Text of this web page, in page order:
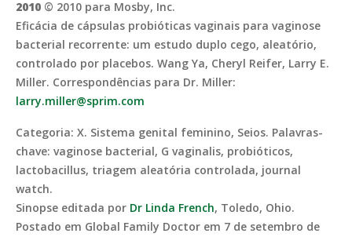
2010 © 2010 para Mosby, Inc.
Eficácia de cápsulas probióticas vaginais para vaginose
bacterial recorrente: um estudo duplo cego, aleatório,
controlado por placebos. Wang Ya, Cheryl Reifer, Larry E.
Miller. Correspondências para Dr. Miller:
larry.miller@sprim.com
Categoria: X. Sistema genital feminino, Seios. Palavras-
chave: vaginose bacterial, G vaginalis, probióticos,
lactobacillus, triagem aleatória controlada, journal
watch.
Sinopse editada por Dr Linda French, Toledo, Ohio.
Postado em Global Family Doctor em 7 de setembro de